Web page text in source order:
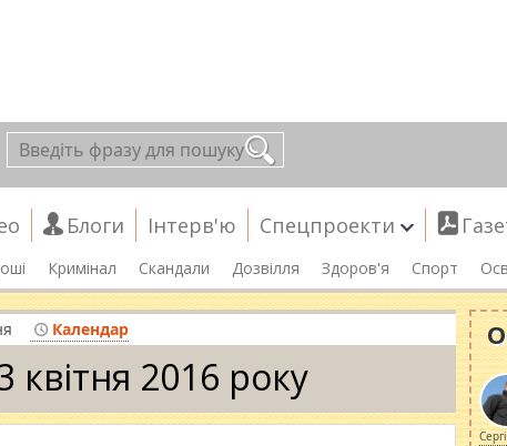
Блоги Інтерв'ю Спецпроекти
Кримінал Скандали Дозвілля Здоров'я Спорт
Календар
квітня 2016 року